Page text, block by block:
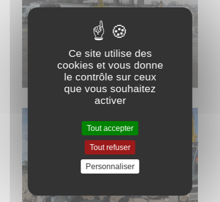
Ce site utilise des
cookies et vous donne
le contrôle sur ceux
que vous souhaitez
activer
Tout accepter
Tout refuser
Personnaliser